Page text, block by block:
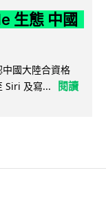
生態 中國
國大陸合資格
Siri 及寫...
閱讀